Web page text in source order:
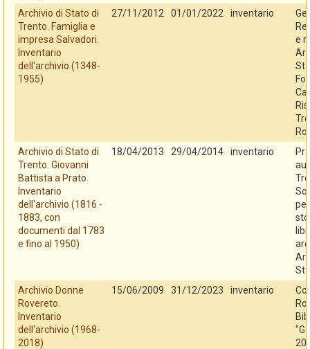
Archivio di Stato di
Trento. Famiglia e
impresa Salvadori.
Inventario
dell'archivio (1348-
1955)
27/11/2012 01/01/2022 inventario
e
Archivio di Stato di
Trento. Giovanni
Battista a Prato.
Inventario
dell'archivio (1816 -
1883, con
documenti dal 1783
e fino al 1950)
18/04/2013 29/04/2014 inventario
Archivio Donne
Rovereto.
Inventario
dell'archivio (1968-
2018)
15/06/2009 31/12/2023 inventario